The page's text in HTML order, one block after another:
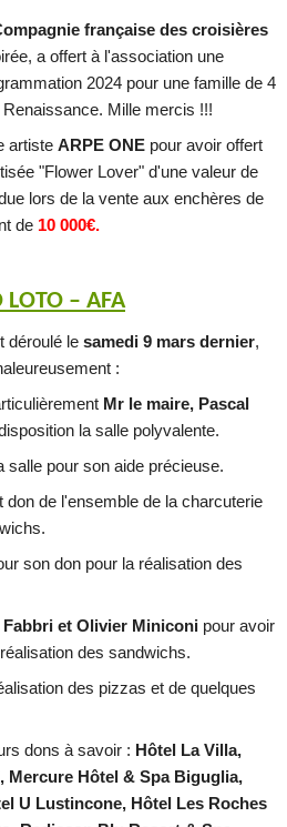
française des croisières
a offert à l'association une
2024 pour une famille de 4
Mille mercis !!!
artiste ARPE ONE pour avoir offert
"Flower Lover" d'une valeur de
lors de la vente aux enchères de
de 10 000€.
LOTO – AFA
déroulé le samedi 9 mars dernier,
:
Mr le maire, Pascal
la salle polyvalente.
salle pour son aide précieuse.
don de l'ensemble de la charcuterie
son don pour la réalisation des
Fabbri et Olivier Miniconi pour avoir
des sandwichs.
des pizzas et de quelques
dons à savoir : Hôtel La Villa,
Mercure Hôtel & Spa Biguglia,
U Lustincone, Hôtel Les Roches